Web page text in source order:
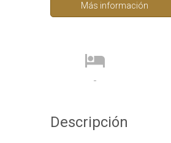
Más información
-
Descripción